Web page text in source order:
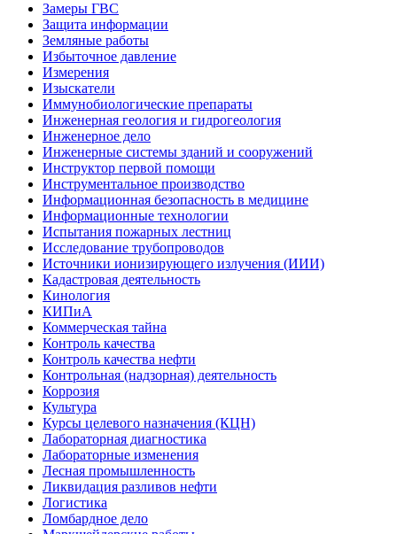
Замеры ГВС
Защита информации
Земляные работы
Избыточное давление
Измерения
Изыскатели
Иммунобиологические препараты
Инженерная геология и гидрогеология
Инженерное дело
Инженерные системы зданий и сооружений
Инструктор первой помощи
Инструментальное производство
Информационная безопасность в медицине
Информационные технологии
Испытания пожарных лестниц
Исследование трубопроводов
Источники ионизирующего излучения (ИИИ)
Кадастровая деятельность
Кинология
КИПиА
Коммерческая тайна
Контроль качества
Контроль качества нефти
Контрольная (надзорная) деятельность
Коррозия
Культура
Курсы целевого назначения (КЦН)
Лабораторная диагностика
Лабораторные изменения
Лесная промышленность
Ликвидация разливов нефти
Логистика
Ломбардное дело